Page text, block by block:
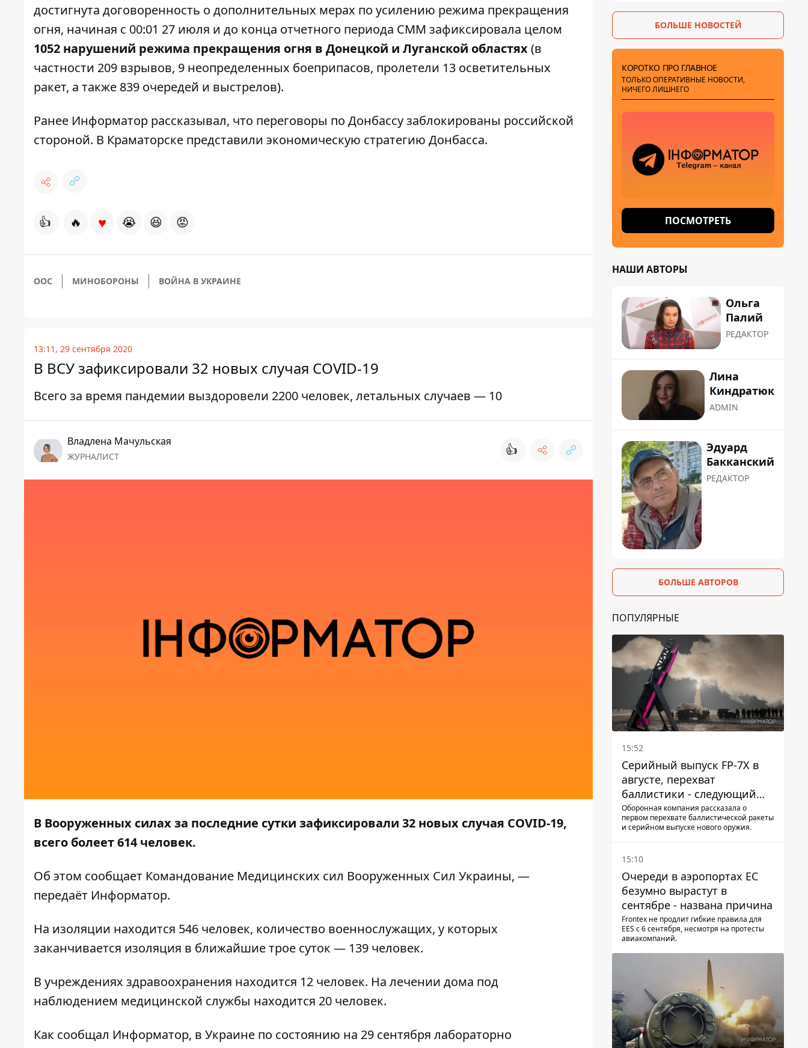
достигнута договоренность о дополнительных мерах по усилению режима прекращения
огня, начиная с 00:01 27 июля и до конца отчетного периода СММ зафиксировала целом
1052 нарушений режима прекращения огня в Донецкой и Луганской областях(в
частности 209 взрывов, 9 неопределенных боеприпасов, пролетели 13 осветительных
ракет, а также 839 очередей и выстрелов).
Ранее Информатор рассказывал, что переговоры по Донбассузаблокированы российской
стороной. В Краматорске представили экономическую стратегию Донбасса.
👍 🔥 ♥ 😭 😆 😡
ООС МИНОБОРОНЫ ВОЙНА В УКРАИНЕ
13:11, 29 сентября 2020
В ВСУ зафиксировали 32 новых случая COVID-19
Всего за время пандемии выздоровели 2200 человек, летальных случаев — 10
Владлена Мачульская
ЖУРНАЛИСТ 👍
В Вооруженных силах за последние сутки зафиксировали 32 новых случая COVID-19,
всего болеет 614 человек.
Об этом сообщает Командование Медицинских сил Вооруженных Сил Украины, —
передаёт Информатор.
На изоляции находится 546 человек, количество военнослужащих, у которых
заканчивается изоляция в ближайшие трое суток — 139 человек.
В учреждениях здравоохранения находится 12 человек. На лечении дома под
наблюдением медицинской службы находится 20 человек.
Как сообщал Информатор, в Украине по состоянию на 29 сентября лабораторно
БОЛЬШЕ НОВОСТЕЙ
КОРОТКО ПРО ГЛАВНОЕ
ТОЛЬКО ОПЕРАТИВНЫЕ НОВОСТИ,
НИЧЕГО ЛИШНЕГО
ПОСМОТРЕТЬ
НАШИ АВТОРЫ
Ольга
Палий
РЕДАКТОР
Лина
Киндратюк
ADMIN
Эдуард
Бакканский
РЕДАКТОР
БОЛЬШЕ АВТОРОВ
ПОПУЛЯРНЫЕ
15:52
Серийный выпуск FP-7X в
августе, перехват
баллистики - следующий
этап - Fire Point
конкретизировало планы
Оборонная компания рассказала о
первом перехвате баллистической ракеты
и серийном выпуске нового оружия.
15:10
Очереди в аэропортах ЕС
безумно вырастут в
сентябре - названа причина
Frontex не продлит гибкие правила для
EES с 6 сентября, несмотря на протесты
авиакомпаний.